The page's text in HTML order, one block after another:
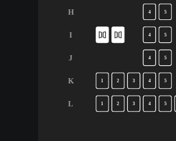
H
I
J
K
L
4 5
4 5
4 5
1 2 3 4 5
1 2 3 4 5